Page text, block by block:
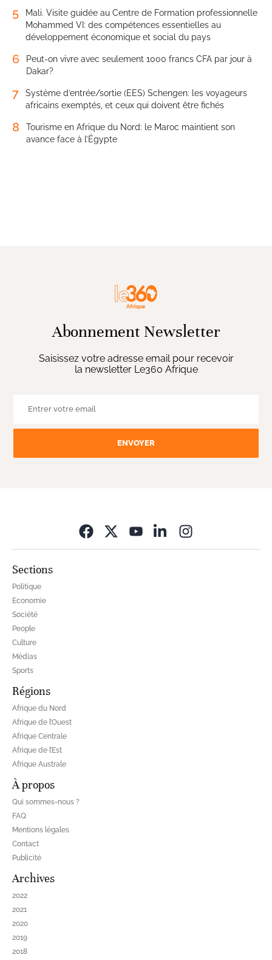
5
Mali. Visite guidée au Centre de Formation professionnelle
Mohammed VI: des compétences essentielles au
développement économique et social du pays
6
Peut-on vivre avec seulement 1000 francs CFA par jour à
Dakar?
7
Système d’entrée/sortie (EES) Schengen: les voyageurs
africains exemptés, et ceux qui doivent être fichés
8
Tourisme en Afrique du Nord: le Maroc maintient son
avance face à l’Égypte
Abonnement Newsletter
Saisissez votre adresse email pour recevoir
la newsletter Le360 Afrique
ENVOYER
Sections
Politique
Economie
Société
People
Culture
Médias
Sports
Régions
Afrique du Nord
Afrique de l’Ouest
Afrique Centrale
Afrique de l’Est
Afrique Australe
À propos
Qui sommes-nous ?
FAQ
Mentions légales
Contact
Publicité
Archives
2022
2021
2020
2019
2018